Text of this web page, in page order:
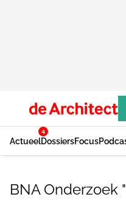
Actueel
4
DossiersFocus
BNA Onderzoek